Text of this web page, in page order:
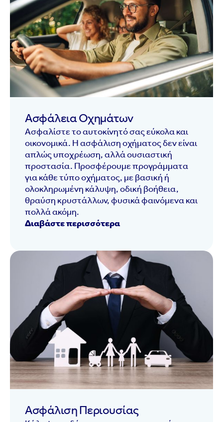
Ασφάλεια Οχημάτων
Ασφαλίστε το αυτοκίνητό σας εύκολα και
οικονομικά. Η ασφάλιση οχήματος δεν είναι
απλώς υποχρέωση, αλλά ουσιαστική
προστασία. Προσφέρουμε προγράμματα
για κάθε τύπο οχήματος, με βασική ή
ολοκληρωμένη κάλυψη, οδική βοήθεια,
θραύση κρυστάλλων, φυσικά φαινόμενα και
πολλά ακόμη.
Διαβάστε περισσότερα
Ασφάλιση Περιουσίας